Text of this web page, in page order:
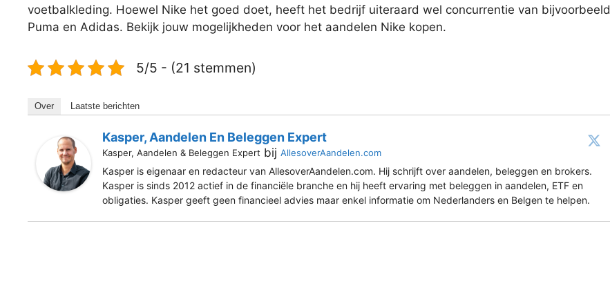
voetbalkleding. Hoewel Nike het goed doet, heeft het bedrijf uiteraard wel concurrentie van bijvoorbeeld
Puma en Adidas. Bekijk jouw mogelijkheden voor het aandelen Nike kopen.
5/5 - (21 stemmen)
Over Laatste berichten
Kasper, Aandelen En Beleggen Expert
Kasper, Aandelen & Beleggen Expert bij AllesoverAandelen.com
Kasper is eigenaar en redacteur van AllesoverAandelen.com. Hij schrijft over aandelen, beleggen en brokers.
Kasper is sinds 2012 actief in de financiële branche en hij heeft ervaring met beleggen in aandelen, ETF en
obligaties. Kasper geeft geen financieel advies maar enkel informatie om Nederlanders en Belgen te helpen.